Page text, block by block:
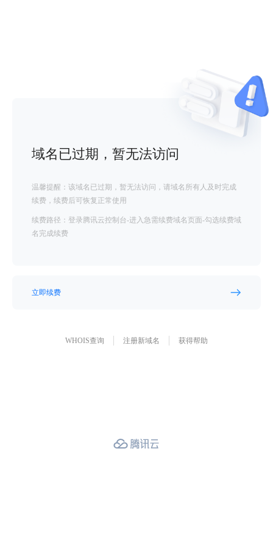
域名已过期，暂无法访问
温馨提醒：该域名已过期，暂无法访问，请域名所有人及时完成
续费，续费后可恢复正常使用
续费路径：登录腾讯云控制台-进入急需续费域名页面-勾选续费域
名完成续费
立即续费
WHOIS查询 注册新域名 获得帮助